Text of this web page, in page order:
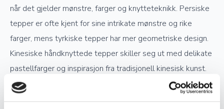
når det gjelder mønstre, farger og knytteteknikk. Persiske
tepper er ofte kjent for sine intrikate mønstre og rike
farger, mens tyrkiske tepper har mer geometriske design.
Kinesiske håndknyttede tepper skiller seg ut med delikate
pastellfarger og inspirasjon fra tradisjonell kinesisk kunst.
Verdsettelse og investering